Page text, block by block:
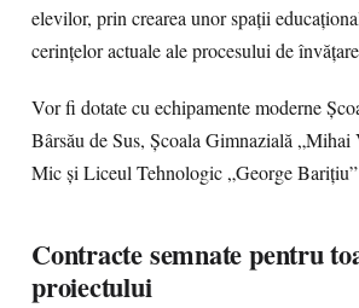
elevilor, prin crearea unor spații
cerințelor actuale ale procesului de
Vor fi dotate cu echipamente moderne
Bârsău de Sus, Școala Gimnazială
Mic și Liceul Tehnologic „George
Contracte semnate pentru
proiectului